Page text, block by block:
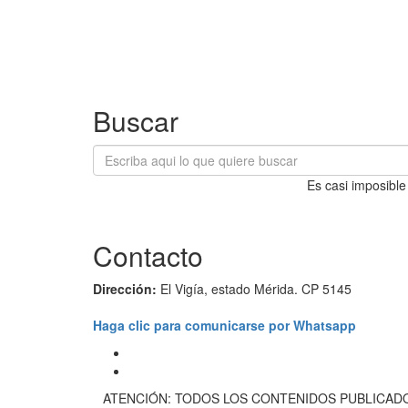
Buscar
Es casi
Contacto
Dirección: El Vigía, estado Mérida. CP 5145
Haga clic para comunicarse por Whatsapp
ATENCIÓN: TODOS LOS CONTENIDOS